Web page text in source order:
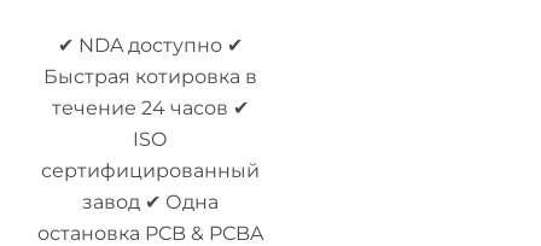
✔ NDA доступно ✔
Быстрая котировка в
течение 24 часов ✔
ISO
сертифицированный
завод ✔ Одна
остановка PCB & PCBA